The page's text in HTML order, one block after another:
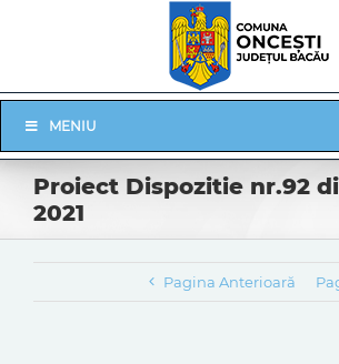
Navigation
MENIU
Proiect Dispozitie nr.92
2021
Pagina Anterioară